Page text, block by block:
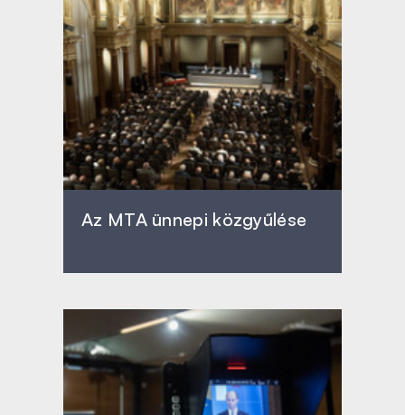
Az MTA ünnepi közgyűlése